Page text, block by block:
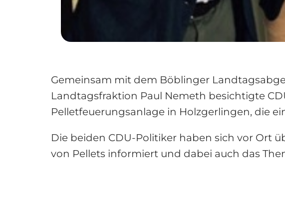
Gemeinsam mit dem Böblinger
Landtagsfraktion Paul Nemeth besichtigte
Pelletfeuerungsanlage in Holzgerlingen, die
Die beiden CDU-Politiker haben sich vor Ort
von Pellets informiert und dabei auch das